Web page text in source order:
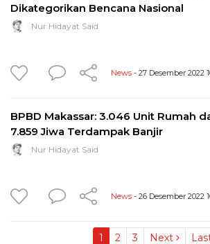
Dikategorikan Bencana Nasional
Nur Hidayat Said
News - 27 Desember 2022
BPBD Makassar: 3.046 Unit Rumah
7.859 Jiwa Terdampak Banjir
Nur Hidayat Said
News - 26 Desember 2022
1 2 3 Next